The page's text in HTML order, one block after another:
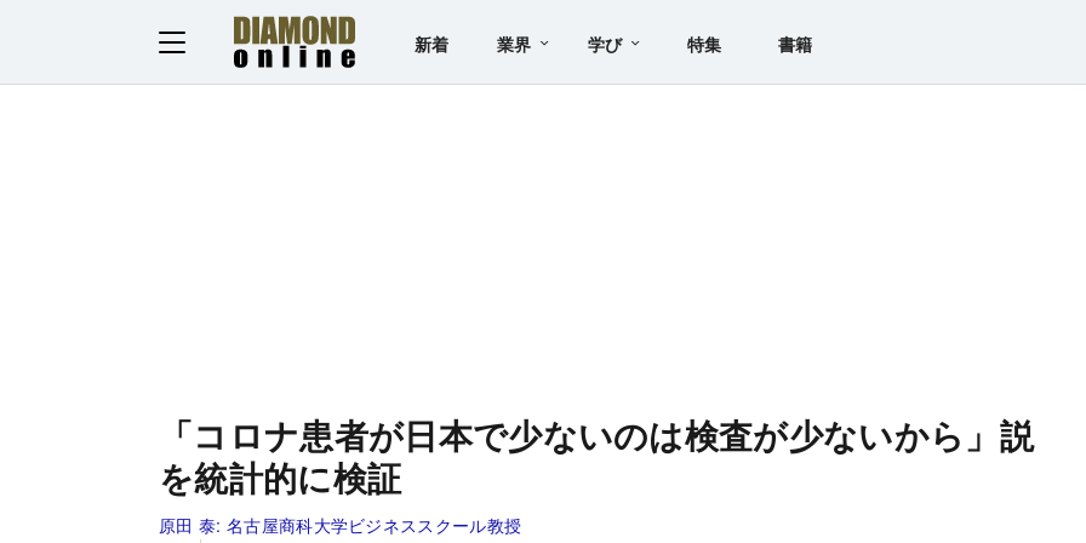
新着 業界 学び 特集 書籍
「コロナ患者が日本で少ないのは検査が少ないから」説
を統計的に検証
原田 泰: 名古屋商科大学ビジネススクール教授